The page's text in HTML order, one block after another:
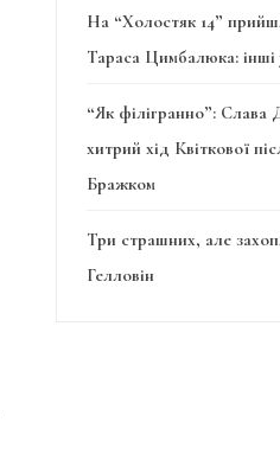
На “Холостяк 14”
Тараса Цимбалюка: інші
“Як філігранно”: Слава
хитрий хід Квіткової
Бражком
Три страшних, але
Гелловін